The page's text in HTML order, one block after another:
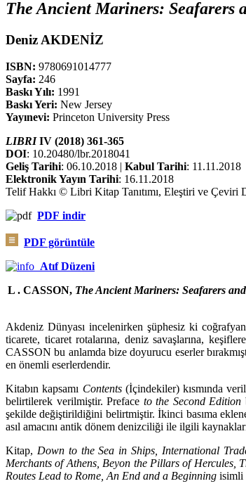
The Ancient Mariners: Seafarers
Deniz AKDENİZ
ISBN: 9780691014777
Sayfa: 246
Baskı Yılı: 1991
Baskı Yeri: New Jersey
Yayınevi: Princeton University Press
LIBRIIV (2018) 361-365
DOI: 10.20480/lbr.2018041
Geliş Tarihi: 06.10.2018 | Kabul Tarihi: 11.11.2018
Elektronik Yayın Tarihi: 16.11.2018
Telif Hakkı © Libri Kitap Tanıtımı, Eleştiri ve Çeviri
PDF indir
PDF görüntüle
Atıf Düzeni
L . CASSON, The Ancient Mariners: Seafarers
Akdeniz Dünyası incelenirken şüphesiz ki
ticarete, ticaret rotalarına, deniz savaşlarına,
CASSON bu anlamda bize doyurucu eserler
en önemli eserlerdendir.
Kitabın kapsamı Contents(İçindekiler) kısmında
belirtilerek veril­miştir. Preface to the Second Edition
şekilde değiştirildiğini belirtmiştir. İkinci basıma
asıl amacını antik dönem denizciliği ile ilgili
Kitap, Down to the Sea in Ships, International
Merchants of Athens, Beyon the Pillars of Hercules,
Routes Lead to Rome, An End and a Begin­ning isimli